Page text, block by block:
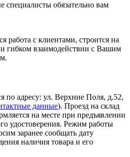
обязательно вам
работа с клиентами, строится на
гибком взаимодействии с Вашим
по адресу: ул. Верхние Поля, д.52,
данные). Проезд на склад
на месте при предъявлении
удостоверения. Режим работы
заранее сообщать дату
наличия товара и его